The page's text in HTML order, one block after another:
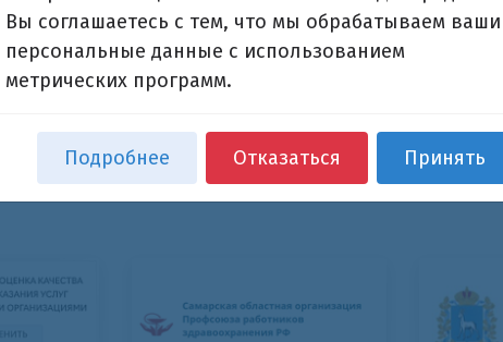
Вы соглашаетесь с тем, что мы обрабатываем ваши
персональные данные с использованием
метрических программ.
Подробнее Отказаться Принять